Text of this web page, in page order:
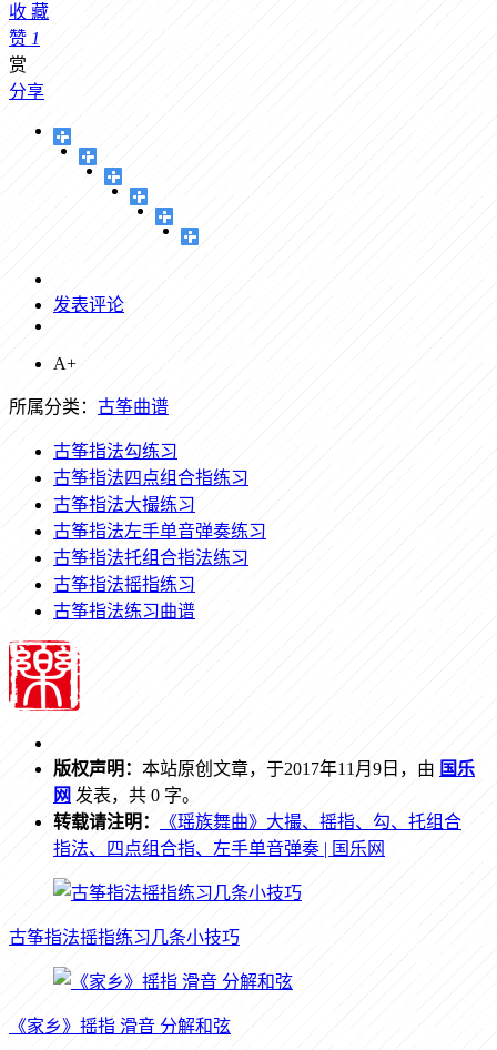
收 藏
赞 1
赏
分享
发表评论
A+
所属分类： 古筝曲谱
古筝指法勾练习
古筝指法四点组合指练习
古筝指法大撮练习
古筝指法左手单音弹奏练习
古筝指法托组合指法练习
古筝指法摇指练习
古筝指法练习曲谱
版权声明： 本站原创文章，于2017年11月9日，由 国乐
网 发表，共 0 字。
转载请注明：
《瑶族舞曲》大撮、摇指、勾、托组合
指法、四点组合指、左手单音弹奏 | 国乐网
古筝指法摇指练习几条小技巧
《家乡》摇指 滑音 分解和弦